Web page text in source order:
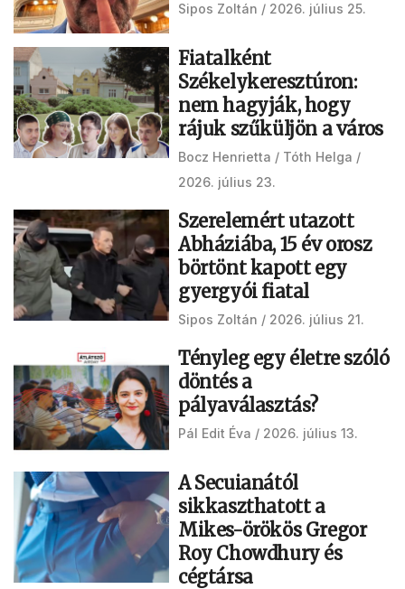
Sipos Zoltán 2026. július 25.
Fiatalként
Székelykeresztúron:
nem hagyják, hogy
rájuk szűküljön a város
Bocz Henrietta
Tóth Helga
2026. július 23.
Szerelemért utazott
Abháziába, 15 év orosz
börtönt kapott egy
gyergyói fiatal
Sipos Zoltán 2026. július 21.
Tényleg egy életre szóló
döntés a
pályaválasztás?
Pál Edit Éva 2026. július 13.
A Secuianától
sikkaszthatott a
Mikes-örökös Gregor
Roy Chowdhury és
cégtársa